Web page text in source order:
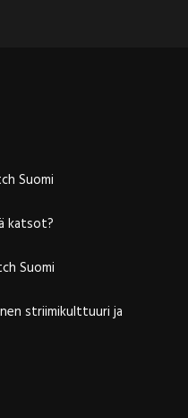
Suomi
katsot?
Suomi
striimikulttuuri ja